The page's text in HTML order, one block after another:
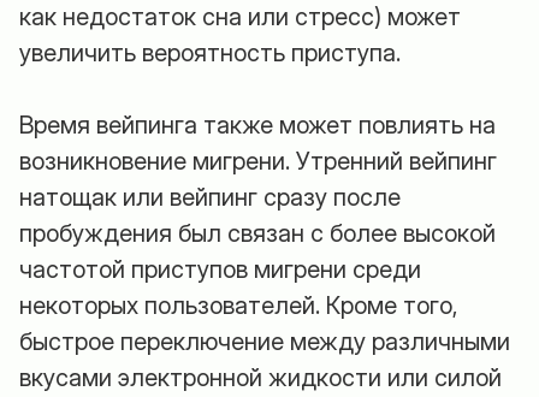
как недостаток сна или стресс) может
увеличить вероятность приступа.
Время вейпинга также может повлиять на
возникновение мигрени. Утренний вейпинг
натощак или вейпинг сразу после
пробуждения был связан с более высокой
частотой приступов мигрени среди
некоторых пользователей. Кроме того,
быстрое переключение между различными
вкусами электронной жидкости или силой